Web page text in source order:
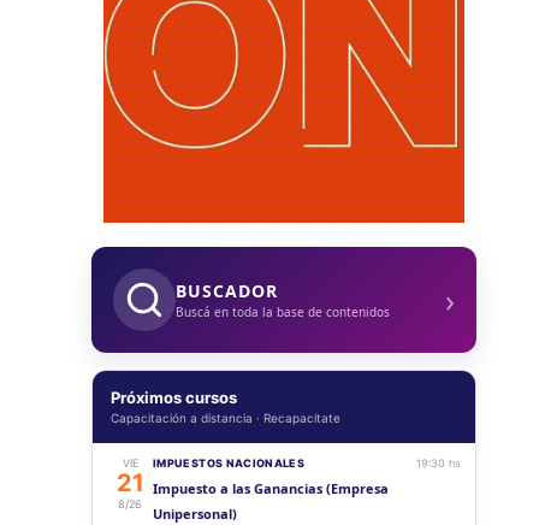
BUSCADOR
Buscá en toda la base de contenidos ›
Próximos cursos
Capacitación a distancia · Recapacitate
VIE
21
8/26
IMPUESTOS NACIONALES 19:30 hs
Impuesto a las Ganancias (Empresa
Unipersonal)